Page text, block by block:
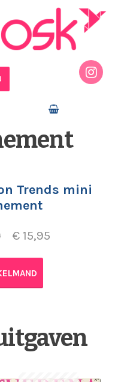
Trends mini
€15,95